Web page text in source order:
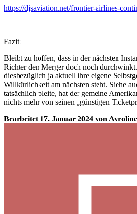
https://djsaviation.net/frontier-airlines-
Fazit:
Bleibt zu hoffen, dass in der nächsten
Richter den Merger doch noch
diesbezüglich ja aktuell ihre eigene
Willkürlichkeit am nächsten steht. Siehe
tatsächlich pleite, hat der gemeine
nichts mehr von seinen „günstigen
Bearbeitet 17. Januar 2024 von